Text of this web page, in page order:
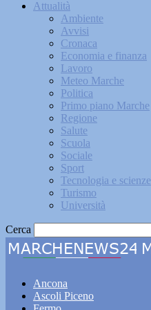
Attualità
Ambiente
Avvisi
Cronaca
Economia e finanza
Lavoro
Meteo Marche
Politica
Primo piano Marche
Regione
Salute
Scuola
Sociale
Sport
Tecnologia e scienze
Turismo
Università
Cerca
Ancona
Ascoli Piceno